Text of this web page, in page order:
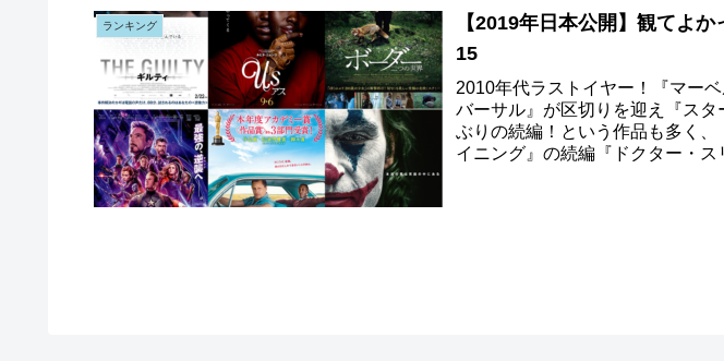
ランキング
【2019年日本公開】観てよ
15
2010年代ラストイヤー！『マー
バーサル』が区切りを迎え『ス
ぶりの続編！という作品も多く
イニング』の続編『ドクター・